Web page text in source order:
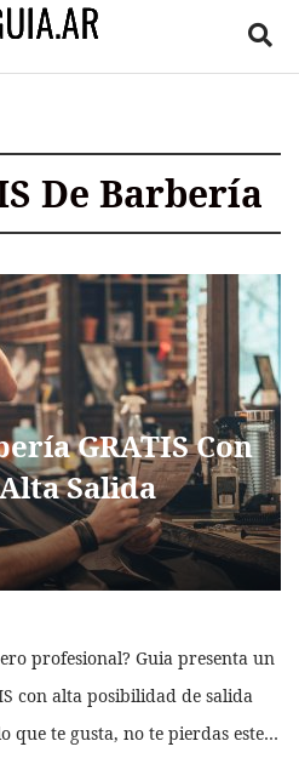
De Barbería
GRATIS Con
Salida
profesional? Guia presenta un
con alta posibilidad de salida
que te gusta, no te pierdas este…